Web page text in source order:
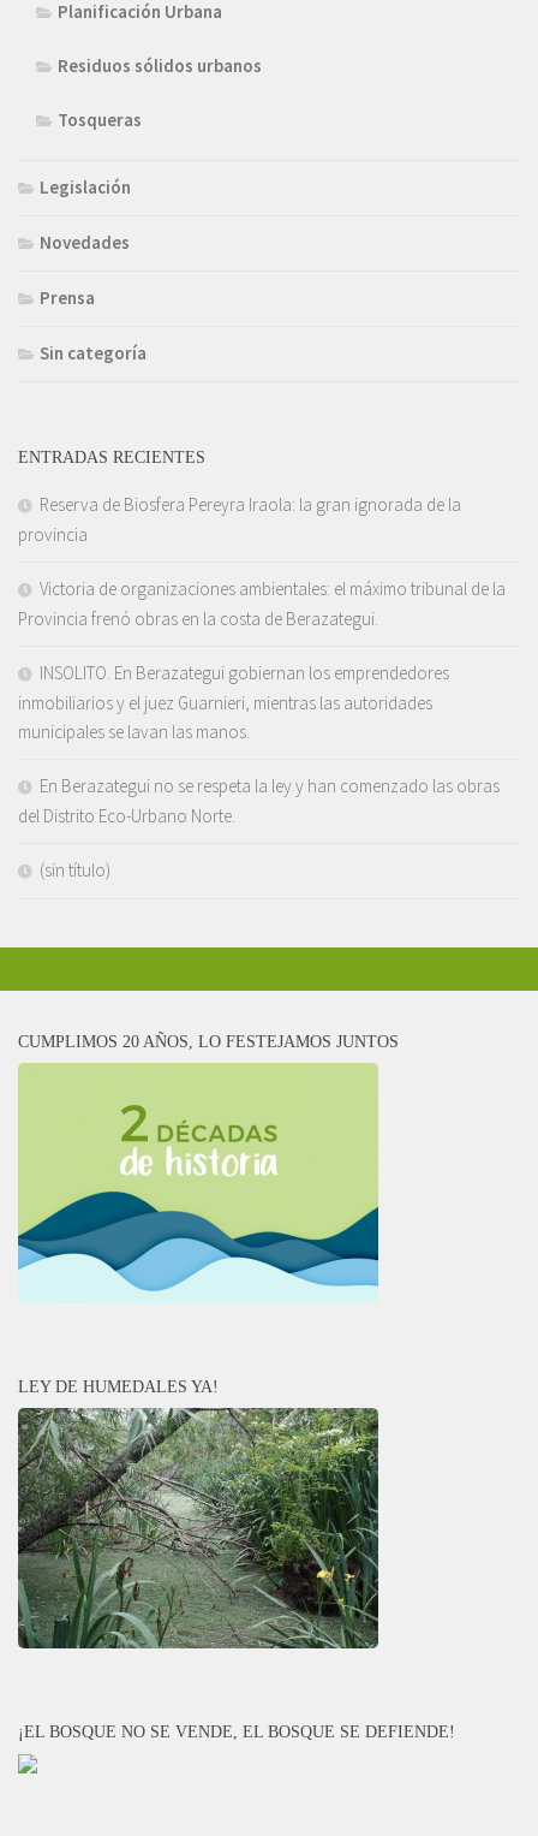
Planificación Urbana
Residuos sólidos urbanos
Tosqueras
Legislación
Novedades
Prensa
Sin categoría
ENTRADAS RECIENTES
Reserva de Biosfera Pereyra Iraola: la gran ignorada de la
provincia
Victoria de organizaciones ambientales: el máximo tribunal de la
Provincia frenó obras en la costa de Berazategui.
INSOLITO. En Berazategui gobiernan los emprendedores
inmobiliarios y el juez Guarnieri, mientras las autoridades
municipales se lavan las manos.
En Berazategui no se respeta la ley y han comenzado las obras
del Distrito Eco-Urbano Norte.
(sin título)
CUMPLIMOS 20 AÑOS, LO FESTEJAMOS JUNTOS
LEY DE HUMEDALES YA!
¡EL BOSQUE NO SE VENDE, EL BOSQUE SE DEFIENDE!